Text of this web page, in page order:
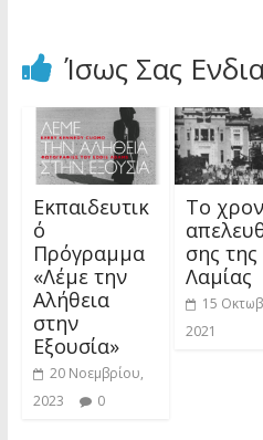
Ίσως Σας
Εκπαιδευτικ
ό
Πρόγραμμα
«Λέμε την
Αλήθεια
στην
Εξουσία»
20 Νοεμβρίου,
2023
0
Το
σης της
Λαμίας
15
2021